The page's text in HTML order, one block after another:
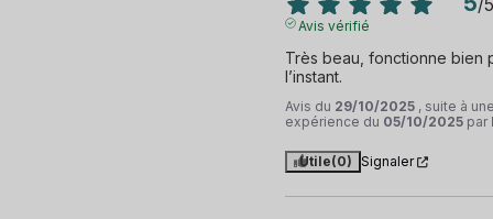
/5
Avis vérifié
Très beau, fonctionne bien
l’instant.
Avis du 29/10/2025 , suite à
expérience du 05/10/2025 par
Utile(0) Signaler